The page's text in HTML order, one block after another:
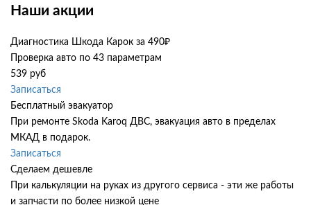
Наши акции
Диагностика Шкода Карок за 490₽
Проверка авто по 43 параметрам
539 руб
Записаться
Бесплатный эвакуатор
При ремонте Skoda Karoq ДВС, эвакуация авто в пределах
МКАД в подарок.
Записаться
Сделаем дешевле
При калькуляции на руках из другого сервиса - эти же работы
и запчасти по более низкой цене